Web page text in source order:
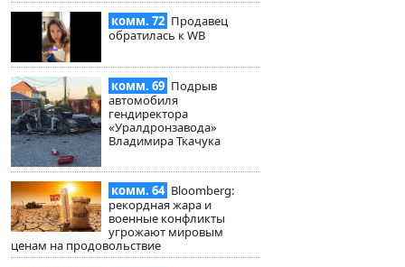
комм. 72 Продавец
обратилась к WB
комм. 69 Подрыв
автомобиля
гендиректора
«Уралдронзавода»
Владимира Ткачука
комм. 64 Bloomberg:
рекордная жара и
военные конфликты
угрожают мировым
ценам на продовольствие